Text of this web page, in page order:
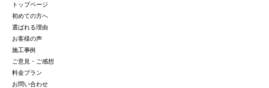
トップページ
初めての方へ
選ばれる理由
お客様の声
施工事例
ご意見・ご感想
料金プラン
お問い合わせ